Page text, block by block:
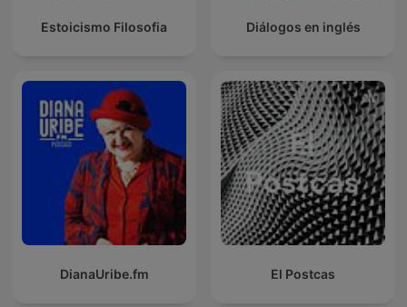
Estoicismo Filosofia Diálogos en inglés
DianaUribe.fm El Postcas